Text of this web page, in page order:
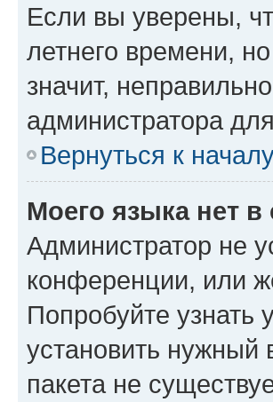
Если вы уверены,
летнего времени,
значит,
администратора
Вернуться к
Моего языка нет в
Администратор не
конференции, или
Попробуйте узнать
установить нужный
пакета не